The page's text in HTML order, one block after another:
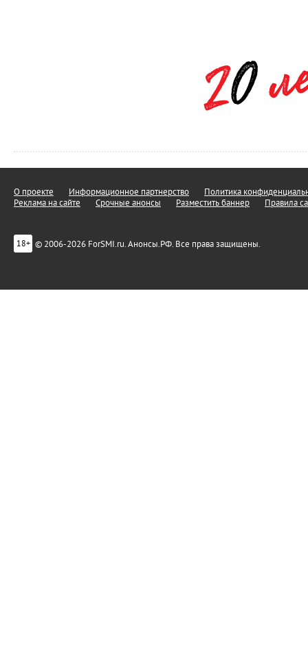
О проекте Информационное партнерство
Политика
Реклама на сайте
Срочные анонсы Разместить баннер Правила
18+ © 2006-2026 ForSMI.ru. Анонсы.РФ. Все права защищены.